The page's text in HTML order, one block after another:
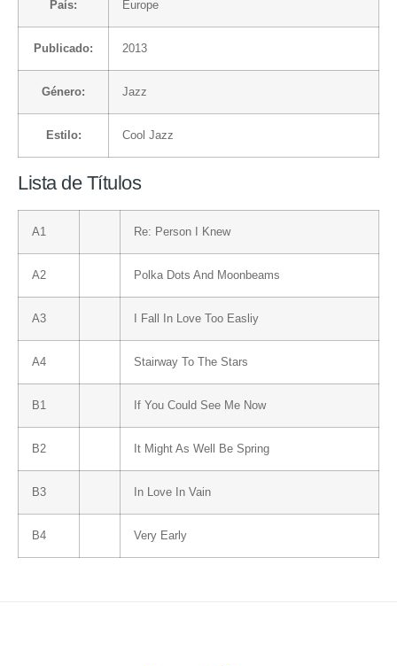
País: Europe
Publicado: 2013
Género: Jazz
Estilo: Cool Jazz
Lista de Títulos
A1 Re: Person I Knew
A2 Polka Dots And Moonbeams
A3 I Fall In Love Too Easliy
A4 Stairway To The Stars
B1 If You Could See Me Now
B2 It Might As Well Be Spring
B3 In Love In Vain
B4 Very Early